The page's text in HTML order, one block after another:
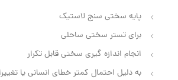
پایه سختی سنج لاستیک
برای تستر سختی ساحلی
انجام اندازه‌ گیری سختی قابل تکرار
به دلیل احتمال کمتر خطای انسانی یا